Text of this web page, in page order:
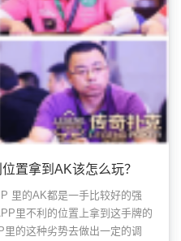
置拿到AK该怎么玩？
里的AK都是一手比较好的强
里不利的位置上拿到这手牌的
的这种劣势去做出一定的调